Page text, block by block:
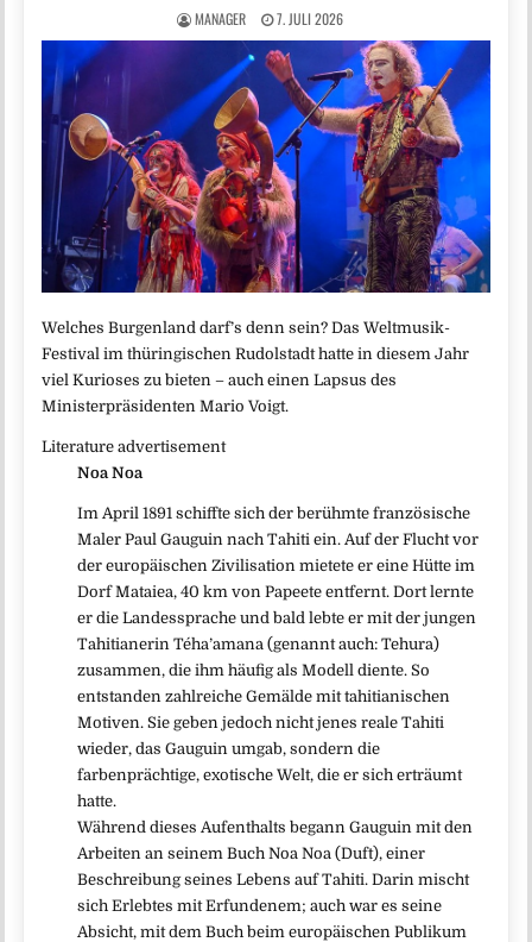
MANAGER 7. JULI 2026
Welches Burgenland darf’s denn sein? Das Weltmusik-
Festival im thüringischen Rudolstadt hatte in diesem Jahr
viel Kurioses zu bieten – auch einen Lapsus des
Ministerpräsidenten Mario Voigt.
Literature advertisement
Noa Noa
Im April 1891 schiffte sich der berühmte französische
Maler Paul Gauguin nach Tahiti ein. Auf der Flucht vor
der europäischen Zivilisation mietete er eine Hütte im
Dorf Mataiea, 40 km von Papeete entfernt. Dort lernte
er die Landessprache und bald lebte er mit der jungen
Tahitianerin Téha’amana (genannt auch: Tehura)
zusammen, die ihm häufig als Modell diente. So
entstanden zahlreiche Gemälde mit tahitianischen
Motiven. Sie geben jedoch nicht jenes reale Tahiti
wieder, das Gauguin umgab, sondern die
farbenprächtige, exotische Welt, die er sich erträumt
hatte.
Während dieses Aufenthalts begann Gauguin mit den
Arbeiten an seinem Buch Noa Noa (Duft), einer
Beschreibung seines Lebens auf Tahiti. Darin mischt
sich Erlebtes mit Erfundenem; auch war es seine
Absicht, mit dem Buch beim europäischen Publikum